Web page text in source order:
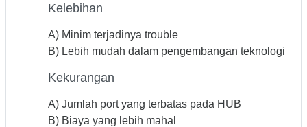
Kelebihan
A) Minim terjadinya trouble
B) Lebih mudah dalam pengembangan teknologi
Kekurangan
A) Jumlah port yang terbatas pada HUB
B) Biaya yang lebih mahal